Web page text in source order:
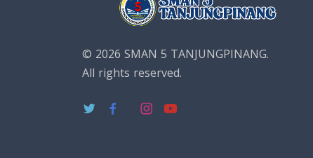
© 2026 SMAN 5 TANJUNGPINANG.
All rights reserved.